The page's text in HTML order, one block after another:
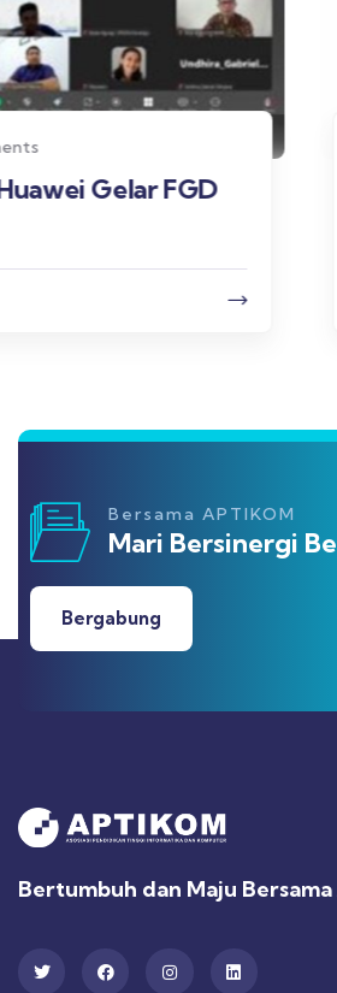
0 Comments
UBP Bersama
Bersama APTIKOM
Mari Bersinergi
Bergabung
Bertumbuh dan Maju Bersama